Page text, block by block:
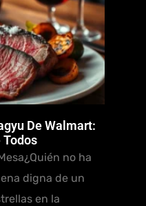
De Walmart:
Todos
no ha
digna de un
en la